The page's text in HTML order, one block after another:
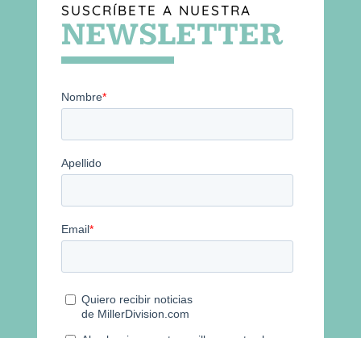
SUSCRÍBETE A NUESTRA
NEWSLETTER